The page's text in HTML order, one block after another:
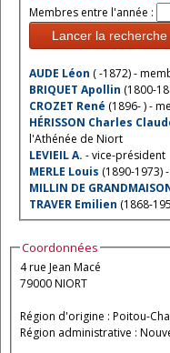
Membres entre l'année :
Lancer la recherche
AUDE Léon ( -1872) -
BRIQUET Apollin (1800-
CROZET René (1896- ) -
HÉRISSON Charles
l'Athénée de Niort
LEVIEIL A. - vice-président
MERLE Louis (1890-1973)
MILLIN DE
TRAVER Emilien (1868-
Coordonnées
4 rue Jean Macé
79000 NIORT
Région d'origine : Poitou-
Région administrative :